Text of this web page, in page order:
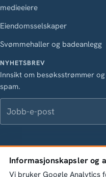
medieeiere
Eiendomsselskaper
Svømmehaller og badeanlegg
NYHETSBREV
Innsikt om besøksstrømmer
spam.
LinkedIn Instagram
Vasagatan 28, 111 20
Informasjonskapsler og
Vi bruker Google Analytics